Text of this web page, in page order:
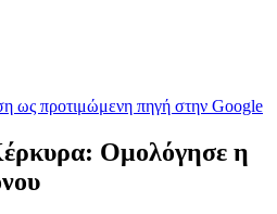
ως προτιμώμενη πηγή στην Google
Ομολόγησε η